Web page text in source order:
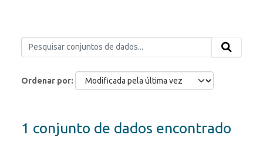
Ordenar por
1 conjunto de dados encontrado